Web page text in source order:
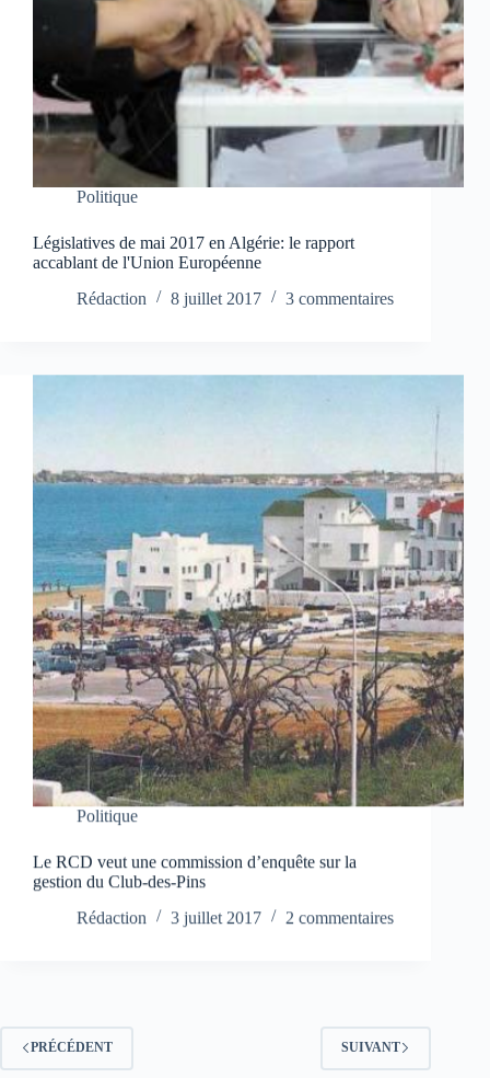
Politique
Législatives de mai 2017 en Algérie: le rapport
accablant de l'Union Européenne
Rédaction
8 juillet 2017 3 commentaires
Politique
Le RCD veut une commission d’enquête sur la
gestion du Club-des-Pins
Rédaction
3 juillet 2017 2 commentaires
PRÉCÉDENT SUIVANT